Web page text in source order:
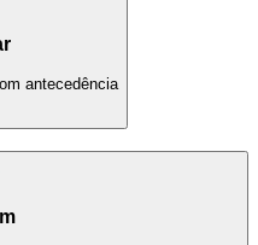
antecedência